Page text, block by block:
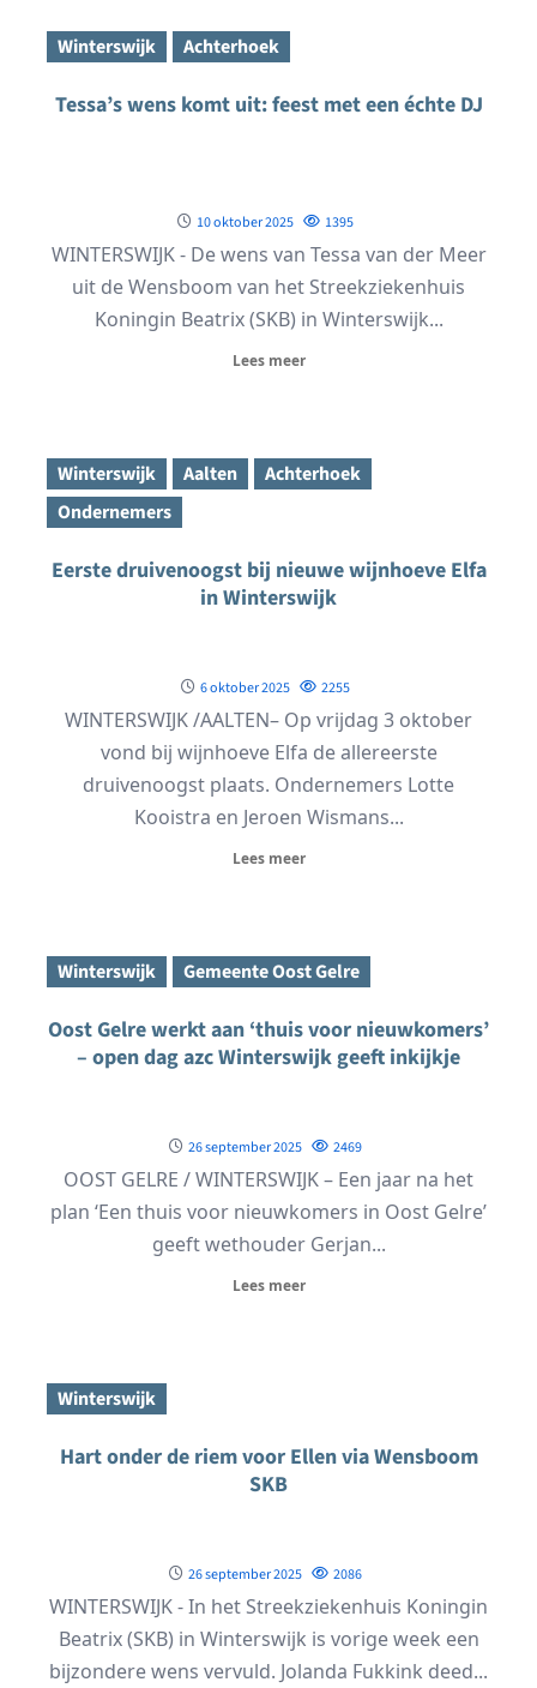
Winterswijk Achterhoek
Tessa’s wens komt uit: feest met een échte DJ
10 oktober 2025 1395
WINTERSWIJK - De wens van Tessa van der Meer
uit de Wensboom van het Streekziekenhuis
Koningin Beatrix (SKB) in Winterswijk...
Lees meer
Winterswijk Aalten
Achterhoek
Ondernemers
Eerste druivenoogst bij nieuwe wijnhoeve Elfa
in Winterswijk
6 oktober 2025 2255
WINTERSWIJK /AALTEN– Op vrijdag 3 oktober
vond bij wijnhoeve Elfa de allereerste
druivenoogst plaats. Ondernemers Lotte
Kooistra en Jeroen Wismans...
Lees meer
Winterswijk Gemeente Oost Gelre
Oost Gelre werkt aan ‘thuis voor nieuwkomers’
– open dag azc Winterswijk geeft inkijkje
26 september 2025 2469
OOST GELRE / WINTERSWIJK – Een jaar na het
plan ‘Een thuis voor nieuwkomers in Oost Gelre’
geeft wethouder Gerjan...
Lees meer
Winterswijk
Hart onder de riem voor Ellen via Wensboom
SKB
26 september 2025 2086
WINTERSWIJK - In het Streekziekenhuis Koningin
Beatrix (SKB) in Winterswijk is vorige week een
bijzondere wens vervuld. Jolanda Fukkink deed...